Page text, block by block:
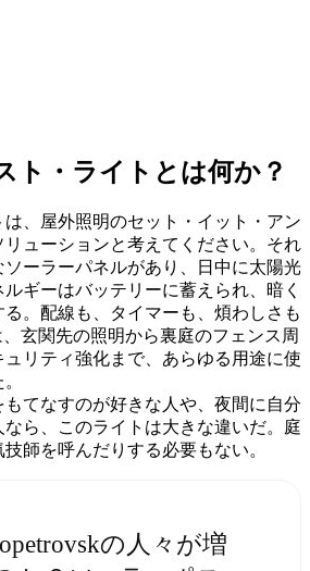
ト・ライトとは何か？
、屋外照明のセット・イット・アン
リューションと考えてください。それ
ーラーパネルがあり、日中に太陽光
ギーはバッテリーに蓄えられ、暗く
。配線も、タイマーも、煩わしさも
玄関先の照明から裏庭のフェンス周
ュリティ強化まで、あらゆる用途に使
てなすのが好きな人や、夜間に自分
ら、このライトは大きな違いだ。庭
師を呼んだりする必要もない。
の人々が増